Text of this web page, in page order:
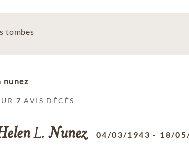
tombes
nunez
7 AVIS DÉCÈS
L.Nunez 04/03/1943 - 18/